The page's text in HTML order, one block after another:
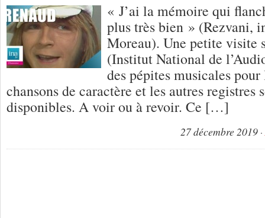
« J’ai la mémoire qui
plus très bien » (Rezvani,
Moreau). Une petite visite
(Institut National de
des pépites musicales
chansons de caractère et les autres registres
disponibles. A voir ou à revoir. Ce […]
27 décembre 2019